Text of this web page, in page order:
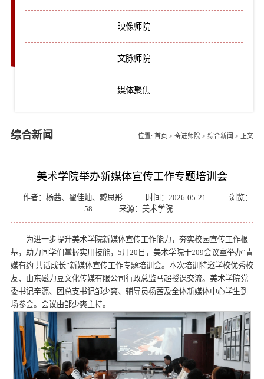
映像师院
文脉师院
媒体聚焦
综合新闻 位置: 首页 > 奋进师院 > 综合新闻 > 正文
美术学院举办新媒体宣传工作专题培训会
作者：杨茜、翟佳灿、臧思彤 时间：2026-05-21
浏览：
58
来源：美术学院
为进一步提升美术学院新媒体宣传工作能力，夯实校园宣传工作根
基，助力同学们掌握实用技能，5月20日，美术学院于209会议室举办“青
媒有约 共话成长”新媒体宣传工作专题培训会。本次培训特邀学校优秀校
友、山东磁力豆文化传媒有限公司行政总监马超授课交流。美术学院党
委书记辛源、团总支书记邹少爽、辅导员杨茜及全体新媒体中心学生到
场参会。会议由邹少爽主持。